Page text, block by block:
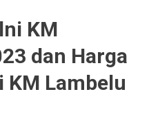
KM
dan Harga
KM Lambelu